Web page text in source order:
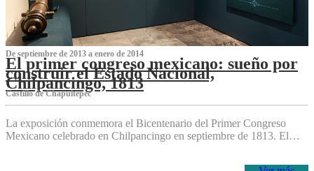
De septiembre de 2013 a enero de 2014
El primer congreso mexicano: sueño por
construir el Estado Nacional,
Chilpancingo, 1813
Castillo de Chapultepec
La exposición conmemora el Bicentenario del Primer Congreso
Mexicano celebrado en Chilpancingo en septiembre de 1813. El…